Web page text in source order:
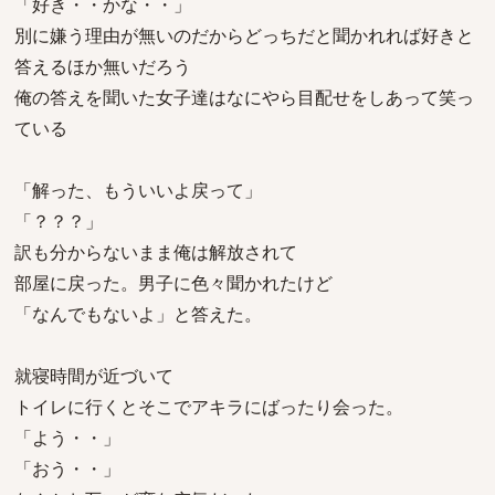
別に嫌う理由が無いのだからどっちだと聞かれれば好きと
答えるほか無いだろう
俺の答えを聞いた女子達はなにやら目配せをしあって笑っ
ている
「解った、もういいよ戻って」
「？？？」
訳も分からないまま俺は解放されて
部屋に戻った。男子に色々聞かれたけど
「なんでもないよ」と答えた。
就寝時間が近づいて
トイレに行くとそこでアキラにばったり会った。
「よう・・」
「おう・・」